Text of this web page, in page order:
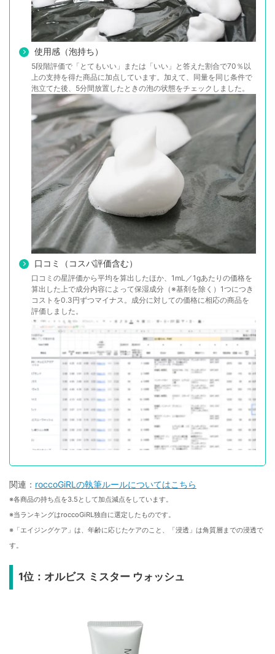
使用感（泡持ち）
5段階評価で「とてもいい」または「いい」と答えた割合で70％以
上の支持を得た商品に加点しています。加えて、同量を同じ条件で
泡立てた後、5分間放置したときの泡の状態をチェックしました。
口コミ（コスパ評価含む）
口コミの星評価から平均を算出したほか、1mL／1gあたりの価格を
算出した上で成分内容によって保湿成分（※基剤を除く）1つにつき
コストを0.3円ずつマイナス。成分に対しての価格に相応の商品を
評価しました。
関連： roccoGiRLの執筆ルールについてはこちら
※各商品の持ち点を3.5として加点減点をしています。
※当ランキングはroccoGiRL独自に選定したものです。
※「エイジングケア」は、年齢に応じたケアのこと、「浸透」は角質層までの浸透で
す。
1位：オルビス ミスター ウォッシュ